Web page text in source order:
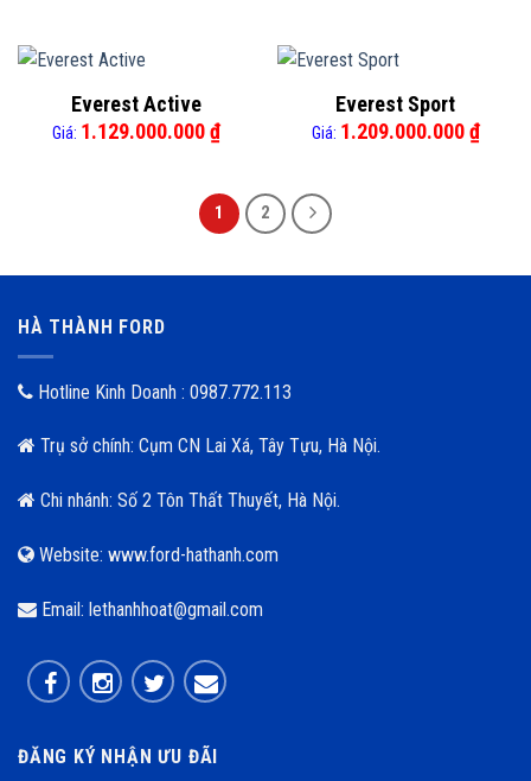
Everest Active
Giá: 1.129.000.000₫
Everest Sport
Giá: 1.209.000.000₫
1 2
HÀ THÀNH FORD
Hotline Kinh Doanh : 0987.772.113
Trụ sở chính: Cụm CN Lai Xá, Tây Tựu, Hà Nội.
Chi nhánh: Số 2 Tôn Thất Thuyết, Hà Nội.
Website: www.ford-hathanh.com
Email: lethanhhoat@gmail.com
ĐĂNG KÝ NHẬN ƯU ĐÃI